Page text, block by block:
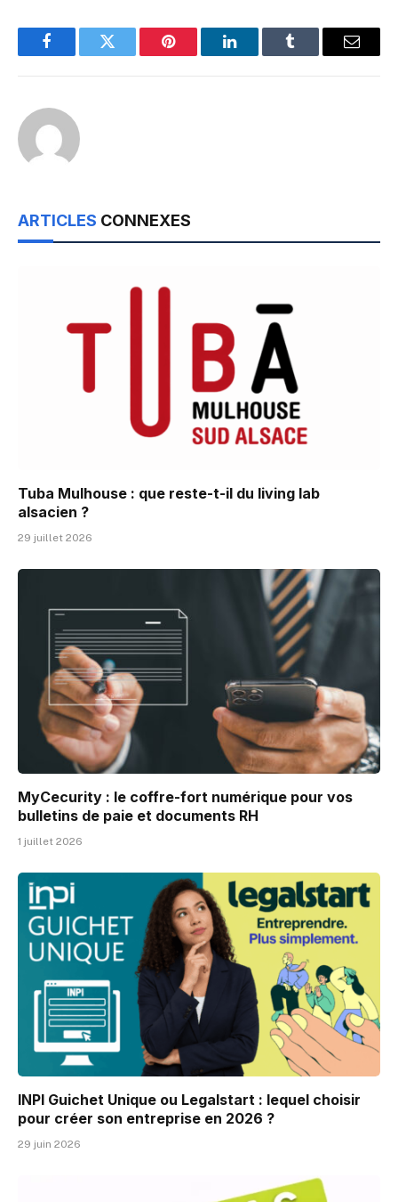
FacebookTwitter Pinterest LinkedInTumblr Email
ARTICLES CONNEXES
Tuba Mulhouse : que reste-t-il du living lab
alsacien ?
29 juillet 2026
MyCecurity : le coffre-fort numérique pour vos
bulletins de paie et documents RH
1 juillet 2026
INPI Guichet Unique ou Legalstart : lequel choisir
pour créer son entreprise en 2026 ?
29 juin 2026